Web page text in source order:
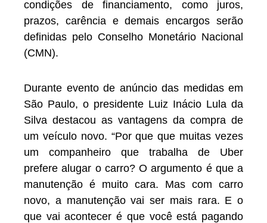
condições de financiamento, como juros,
prazos, carência e demais encargos serão
definidas pelo Conselho Monetário Nacional
(CMN).
Durante evento de anúncio das medidas em
São Paulo, o presidente Luiz Inácio Lula da
Silva destacou as vantagens da compra de
um veículo novo. “Por que que muitas vezes
um companheiro que trabalha de Uber
prefere alugar o carro? O argumento é que a
manutenção é muito cara. Mas com carro
novo, a manutenção vai ser mais rara. E o
que vai acontecer é que você está pagando